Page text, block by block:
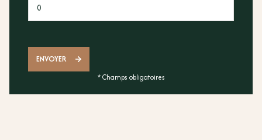
ENVOYER
* Champs obligatoires